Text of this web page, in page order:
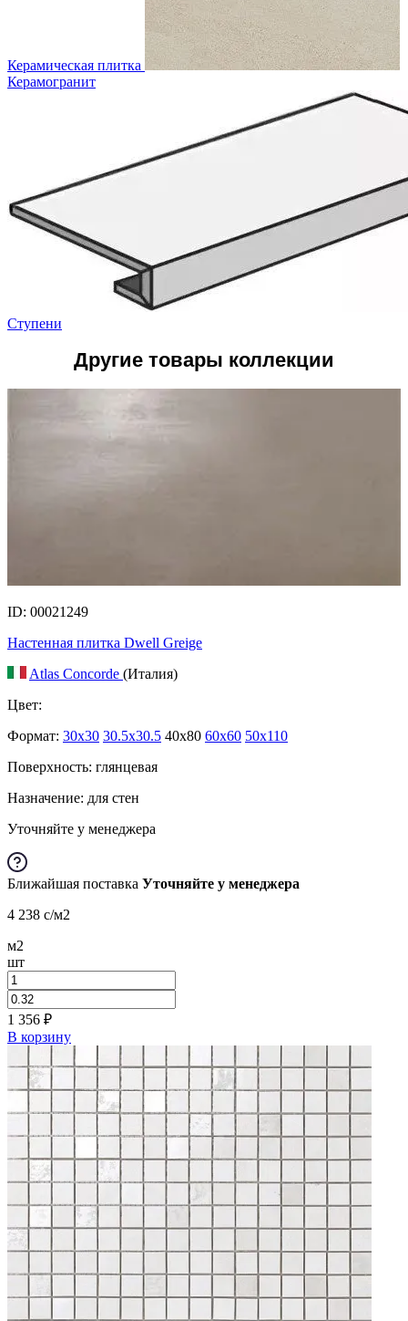
Керамическая плитка
Керамогранит
Ступени
Другие товары коллекции
ID: 00021249
Настенная плитка Dwell Greige
Atlas Concorde (Италия)
Цвет:
Формат: 30x30 30.5x30.5 40x80 60x60 50x110
Поверхность: глянцевая
Назначение: для стен
Уточняйте у менеджера
Ближайшая поставка Уточняйте у менеджера
4 238 c/м2
м2
шт
1 356 ₽
В корзину